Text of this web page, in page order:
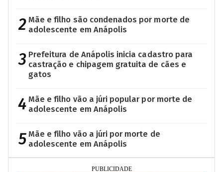
2 Mãe e filho são condenados por morte de
adolescente em Anápolis
3 Prefeitura de Anápolis inicia cadastro para
castração e chipagem gratuita de cães e
gatos
4 Mãe e filho vão a júri popular por morte de
adolescente em Anápolis
5 Mãe e filho vão a júri por morte de
adolescente em Anápolis